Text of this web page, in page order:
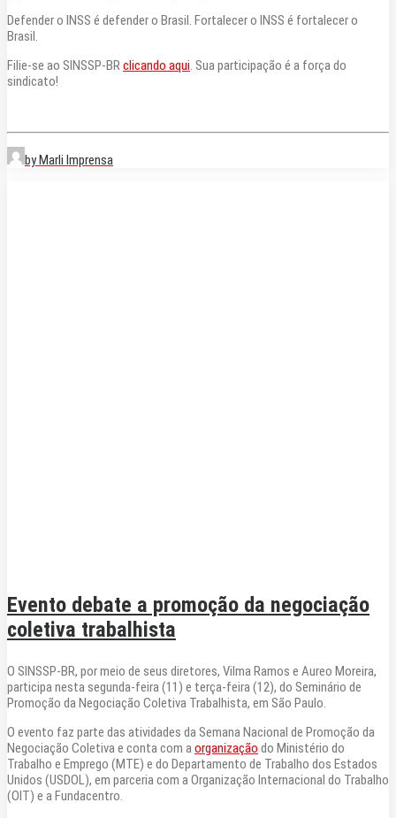
Defender o INSS é defender o Brasil. Fortalecer o INSS é fortalecer o
Brasil.
Filie-se ao SINSSP-BRclicando aqui. Sua participação é a força do
sindicato!
by Marli Imprensa
Evento debate a promoção da negociação
coletiva trabalhista
O SINSSP-BR, por meio de seus diretores, Vilma Ramos e Aureo Moreira,
participa nesta segunda-feira (11) e terça-feira (12), do Seminário de
Promoção da Negociação Coletiva Trabalhista, em São Paulo.
O evento faz parte das atividades da Semana Nacional de Promoção da
Negociação Coletiva e conta com aorganização do Ministério do
Trabalho e Emprego (MTE) e do Departamento de Trabalho dos Estados
Unidos (USDOL), em parceria com a Organização Internacional do Trabalho
(OIT) e a Fundacentro.